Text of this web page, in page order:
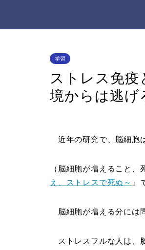
学習
ストレス免
境からは逃げ
近年の研究で、脳細胞
（脳細胞が増えること
え、ストレスで死ぬ～ 』
脳細胞が増える分には
ストレスフルな人は、